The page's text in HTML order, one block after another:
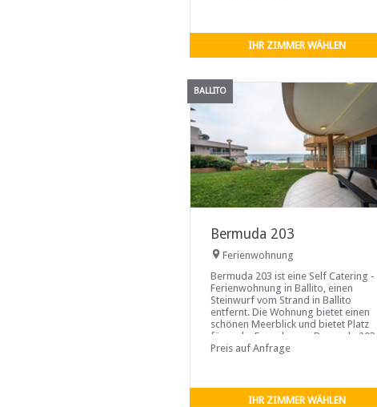
IHR ZIMMER WÄHLEN
BALLITO
Bermuda 203
Ferienwohnung
Bermuda 203 ist eine Self Catering -
Ferienwohnung in Ballito, einen
Steinwurf vom Strand in Ballito
entfernt. Die Wohnung bietet einen
schönen Meerblick und bietet Platz
für sechs Erwachsene. Bermuda 203
hat drei Schlafzimmer. Zwei der
Preis auf Anfrage
IHR ZIMMER WÄHLEN